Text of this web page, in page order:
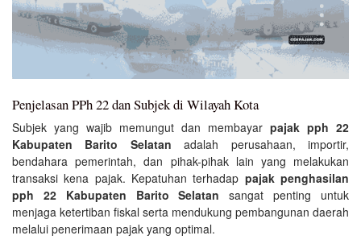
Penjelasan PPh 22 dan Subjek di Wilayah Kota
Subjek yang wajib memungut dan membayar pajak pph 22
Kabupaten Barito Selatan adalah perusahaan, importir,
bendahara pemerintah, dan pihak-pihak lain yang melakukan
transaksi kena pajak. Kepatuhan terhadap pajak penghasilan
pph 22 Kabupaten Barito Selatan sangat penting untuk
menjaga ketertiban fiskal serta mendukung pembangunan daerah
melalui penerimaan pajak yang optimal.